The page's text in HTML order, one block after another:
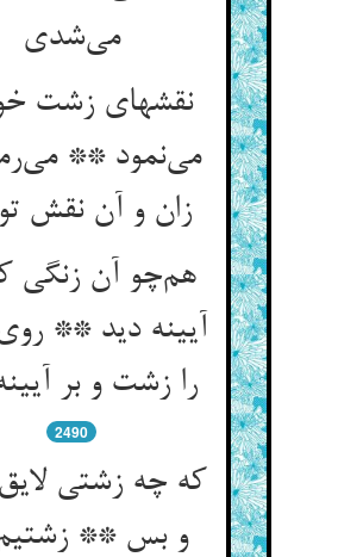
می‌شدی
نقشهای زشت
می‌نمود **
زان و آن نقش
هم‌چو آن زنگی
آیینه دید **
را زشت و بر
2490
که چه زشتی
و بس **